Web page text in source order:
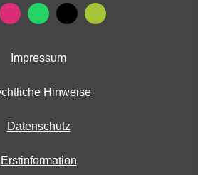
Impressum
Hinweise
Datenschutz
Erstinformation